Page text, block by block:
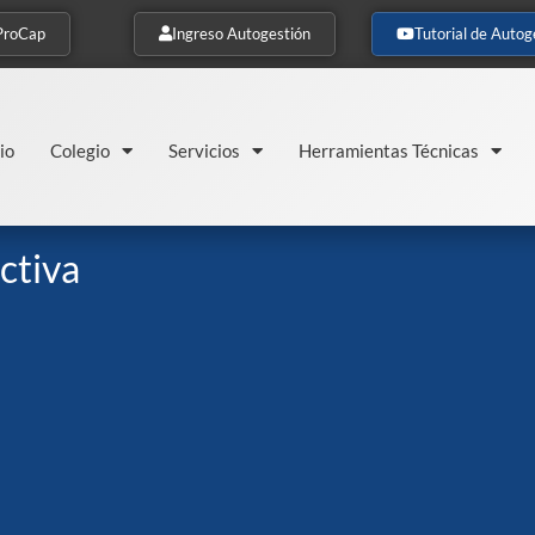
Ingreso Autogestión Tutorial de
Colegio Servicios Herramientas Técnicas